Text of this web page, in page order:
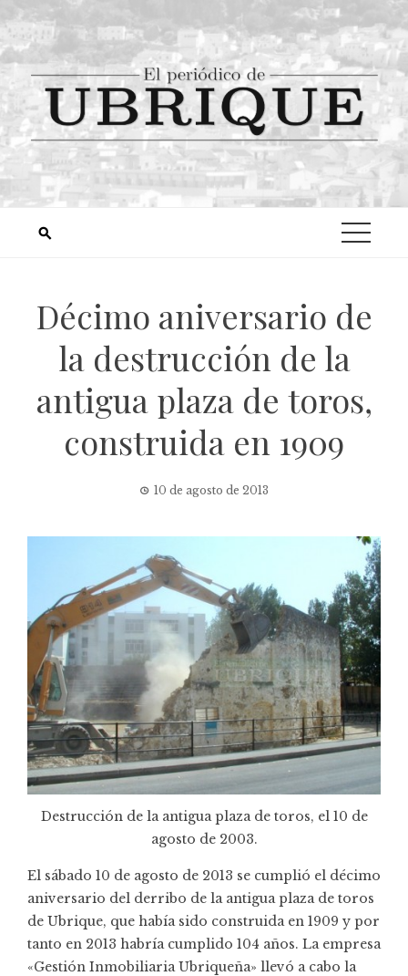
Décimo aniversario de
la destrucción de la
antigua plaza de toros,
construida en 1909
10 de agosto de 2013
Destrucción de la antigua plaza de toros, el 10 de
agosto de 2003.
El sábado 10 de agosto de 2013 se cumplió el décimo
aniversario del derribo de la antigua plaza de toros
de Ubrique, que había sido construida en 1909 y por
tanto en 2013 habría cumplido 104 años. La empresa
«Gestión Inmobiliaria Ubriqueña» llevó a cabo la